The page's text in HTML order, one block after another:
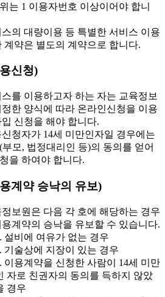
는 1 이용자번호 이상이어야 합니
의 대량이용 등 특별한 서비스 이용
계약은 별도의 계약으로 합니다.
신청)
를 이용하고자 하는 자는 교육정보
정한 양식에 따라 온라인신청을 이용
신청을 해야 합니다.
청자가 14세 미만인자일 경우에는
부모, 법정대리인 등)의 동의를 얻어
을 하여야 합니다.
계약 승낙의 유보)
보원은 다음 각 호에 해당하는 경우
계약의 승낙을 유보할 수 있습니다.
설비에 여유가 없는 경우
기술상에 지장이 있는 경우
이용계약을 신청한 사람이 14세 미만
자로 친권자의 동의를 득하지 않았
경우